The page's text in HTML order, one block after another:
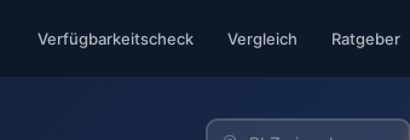
Verfügbarkeitscheck Vergleich Ratgeber